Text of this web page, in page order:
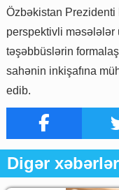
Özbəkistan Prezidenti
perspektivli məsələlər
təşəbbüslərin
sahənin inkişafına
edib.
Digər xəbərlər